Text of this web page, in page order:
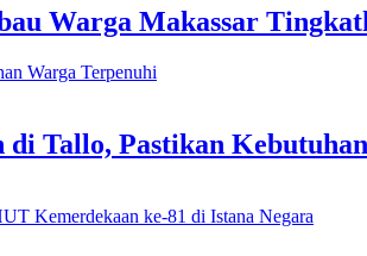
Warga Makassar
Tallo, Pastikan